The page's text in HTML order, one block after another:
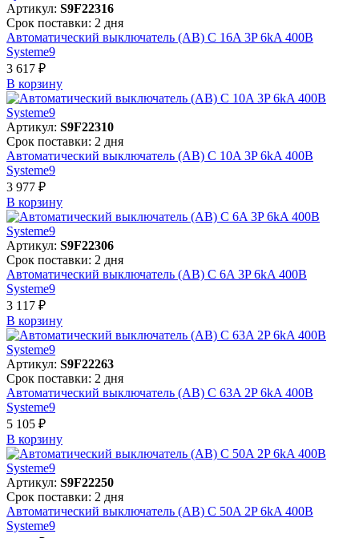
Артикул: S9F22316
Срок поставки: 2 дня
Автоматический выключатель (АВ) C 16A 3P 6kA 400В
Systeme9
3 617 ₽
В корзинy
Артикул: S9F22310
Срок поставки: 2 дня
Автоматический выключатель (АВ) C 10A 3P 6kA 400В
Systeme9
3 977 ₽
В корзинy
Артикул: S9F22306
Срок поставки: 2 дня
Автоматический выключатель (АВ) C 6A 3P 6kA 400В
Systeme9
3 117 ₽
В корзинy
Артикул: S9F22263
Срок поставки: 2 дня
Автоматический выключатель (АВ) C 63A 2P 6kA 400В
Systeme9
5 105 ₽
В корзинy
Артикул: S9F22250
Срок поставки: 2 дня
Автоматический выключатель (АВ) C 50A 2P 6kA 400В
Systeme9